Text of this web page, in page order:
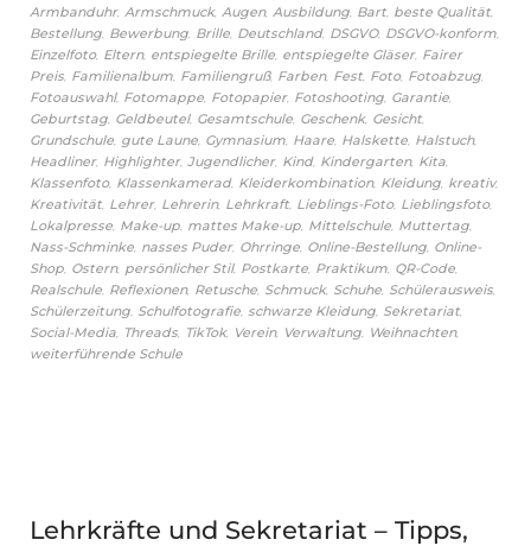
Armbanduhr, Armschmuck, Augen, Ausbildung Bart beste Qualität
Bestellung Bewerbung Brille Deutschland, DSGVO, DSGVO-konform
Einzelfoto, Eltern, entspiegelte Brille entspiegelte Gläser, Fairer
Preis Familienalbum Familiengruß, Farben, Fest Foto, Fotoabzug
Fotoauswahl, Fotomappe Fotopapier, Fotoshooting Garantie
Geburtstag Geldbeutel, Gesamtschule Geschenk, Gesicht
Grundschule gute Laune Gymnasium Haare Halskette Halstuch,
Headliner, Highlighter, Jugendlicher, Kind, Kindergarten, Kita
Klassenfoto, Klassenkamerad, Kleiderkombination, Kleidung kreativ,
Kreativität Lehrer, Lehrerin, Lehrkraft Lieblings-Foto, Lieblingsfoto,
Lokalpresse Make-up mattes Make-up Mittelschule Muttertag
Nass-Schminke nasses Puder, Ohrringe Online-Bestellung Online-
Shop Ostern, persönlicher Stil, Postkarte Praktikum QR-Code
Realschule Reflexionen, Retusche Schmuck, Schuhe Schülerausweis
Schülerzeitung Schulfotografie schwarze Kleidung Sekretariat
Social-Media Threads TikTok, Verein, Verwaltung Weihnachten,
weiterführende Schule
Lehrkräfte und Sekretariat – Tipps,